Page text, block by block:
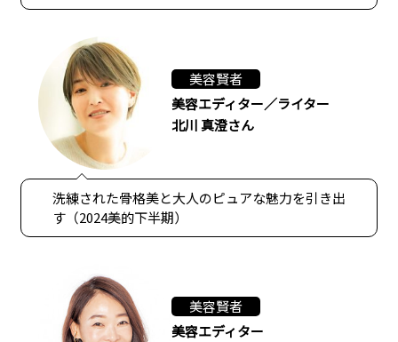
美容賢者
美容エディター／ライター
北川 真澄さん
洗練された骨格美と大人のピュアな魅力を引き出
す（2024美的下半期）
美容賢者
美容エディター